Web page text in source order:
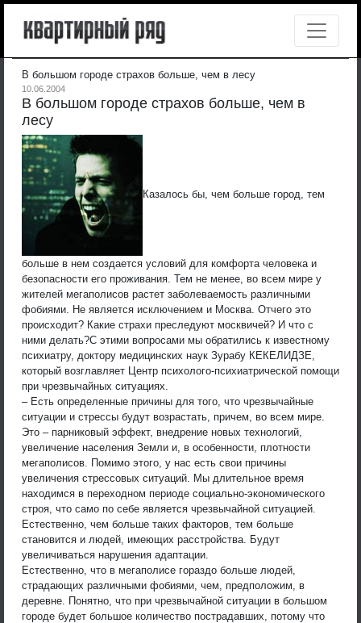
В большом городе страхов больше, чем в лесу
10.06.2004
В большом городе страхов больше, чем в
лесу
Казалось бы, чем больше город, тем
больше в нем создается условий для комфорта человека и
безопасности его проживания. Тем не менее, во всем мире у
жителей мегаполисов растет заболеваемость различными
фобиями. Не является исключением и Москва. Отчего это
происходит? Какие страхи преследуют москвичей? И что с
ними делать?С этими вопросами мы обратились к известному
психиатру, доктору медицинских наук Зурабу КЕКЕЛИДЗЕ,
который возглавляет Центр психолого-психиатрической помощи
при чрезвычайных ситуациях.
– Есть определенные причины для того, что чрезвычайные
ситуации и стрессы будут возрастать, причем, во всем мире.
Это – парниковый эффект, внедрение новых технологий,
увеличение населения Земли и, в особенности, плотности
мегаполисов. Помимо этого, у нас есть свои причины
увеличения стрессовых ситуаций. Мы длительное время
находимся в переходном периоде социально-экономического
строя, что само по себе является чрезвычайной ситуацией.
Естественно, чем больше таких факторов, тем больше
становится и людей, имеющих расстройства. Будут
увеличиваться нарушения адаптации.
Естественно, что в мегаполисе гораздо больше людей,
страдающих различными фобиями, чем, предположим, в
деревне. Понятно, что при чрезвычайной ситуации в большом
городе будет большое количество пострадавших, потому что